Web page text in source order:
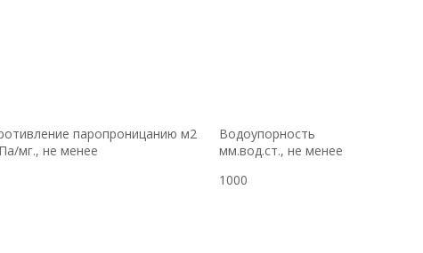
паропроницанию м2
мг., не менее
Водоупорность
мм.вод.ст., не менее
1000